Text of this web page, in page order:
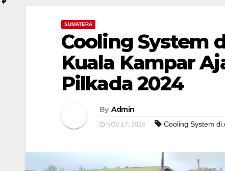
SUMATERA
Cooling System
Kuala Kampar
Pilkada 2024
By Admin
NOV 17, 2024 Cooling System di